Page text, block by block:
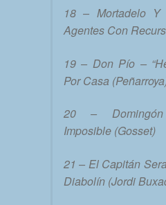
18 – Mortadelo
Agentes Con
19 – Don Pío –
Por Casa
20 –
Imposible (Gosset)
21 – El Capitán
Diabolín (Jordi